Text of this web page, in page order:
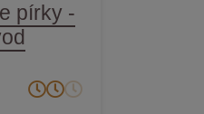
pírky -